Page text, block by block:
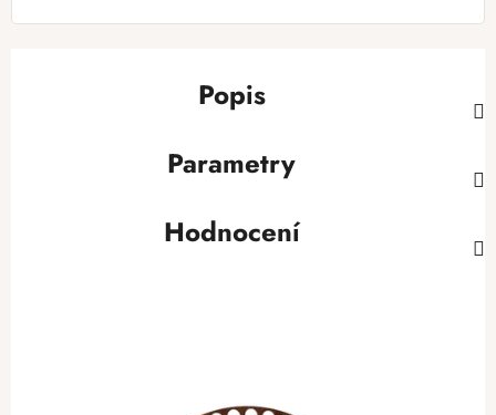
Popis
Parametry
Hodnocení